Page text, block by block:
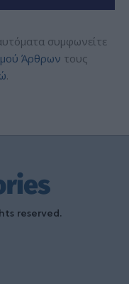
συμφωνείτε
Άρθρων τους
.
reserved.